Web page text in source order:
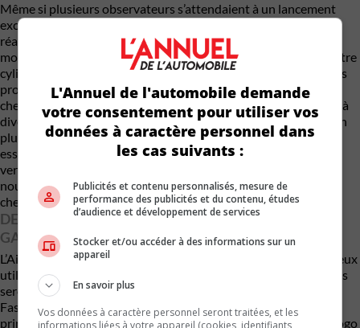
Même si plusieurs observateurs s’attendaient à un lancement
exclusivement électrique, la vidéo laisse entrevoir une autre
réalité. Les images semblent montrer un moteur thermique
monté transversalement sous le capot. Il pourrait s’agir du quatre
cylindres turbocompressé de 1,6 litre déjà utilisé dans plusieurs
produits Stellantis. Ce moteur développe actuellement 177
chevaux dans certaines applications et sert également de base à
diverses motorisations hybrides chez Peugeot et Citroën. Selon
plusieurs analystes, Chrysler pourrait proposer une version
essence conventionnelle, hybrode et 100 % électrique. Les
versions plus haut de gamme pourraient même recevoir le
nouveau moteur Hurricane quatre cylindres turbo de 324
chevaux introduit récemment dans le Jeep Grand Cherokee.
DEUX AUTRES VUS VIENDRONT COMPLÉTER LA
GAMME
L’Airflow ne sera pas seul. Chrysler prévoit également lancer deux
utilitaires plus compacts : l’Arrow et l’Arrow Cross. Ces modèles
seront dérivés directement des futurs Fiat Grizzly et Grizzly
Fastback. Les versions Chrysler devraient se distinguer
principalement par une signature lumineuse spécifique et un logo
L'Annuel de l'automobile demande
votre consentement pour utiliser vos
données à caractère personnel dans
les cas suivants :
Publicités et contenu personnalisés, mesure de
performance des publicités et du contenu, études
d’audience et développement de services
Stocker et/ou accéder à des informations sur un
appareil
En savoir plus
Vos données à caractère personnel seront traitées, et les
informations liées à votre appareil (cookies, identifiants